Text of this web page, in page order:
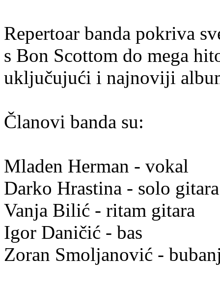
Repertoar banda pokriva
s Bon Scottom do mega
uključujući i najnoviji
Članovi banda su:
Mladen Herman - vokal
Darko Hrastina - solo gitara
Vanja Bilić - ritam gitara
Igor Daničić - bas
Zoran Smoljanović -